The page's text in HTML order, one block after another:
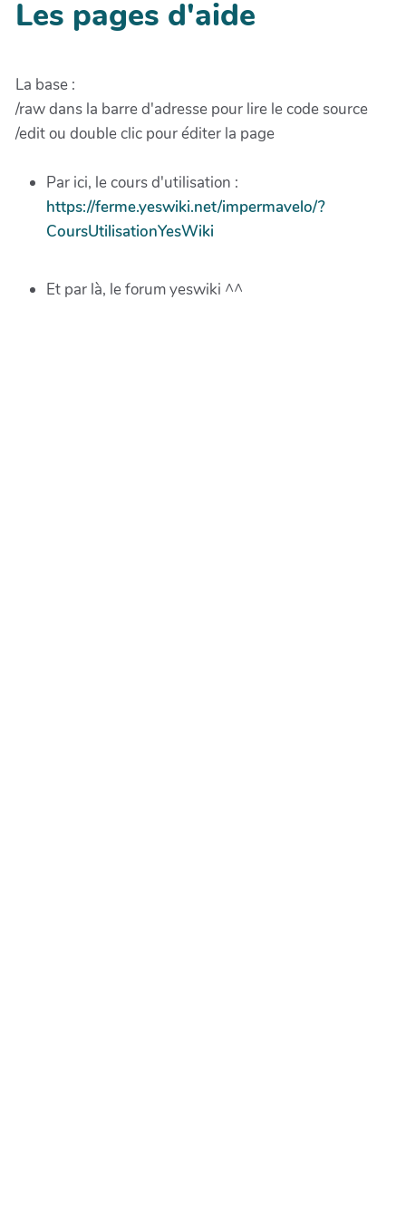
Les pages d'aide
La base :
/raw dans la barre d'adresse pour lire le code source
/edit ou double clic pour éditer la page
Par ici, le cours d'utilisation :
https://ferme.yeswiki.net/impermavelo/?
CoursUtilisationYesWiki
Et par là, le forum yeswiki ^^